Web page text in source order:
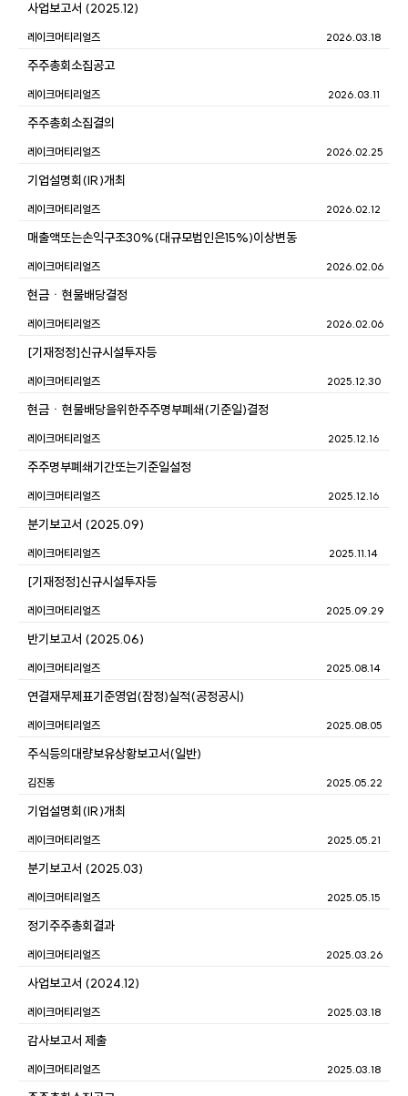
사업보고서 (2025.12)
2026.03.18
레이크머티리얼즈
주주총회소집공고
2026.03.11
레이크머티리얼즈
주주총회소집결의
2026.02.25
레이크머티리얼즈
기업설명회(IR)개최
2026.02.12
레이크머티리얼즈
매출액또는손익구조30%(대규모법인은15%)이상변동
2026.02.06
레이크머티리얼즈
현금ㆍ현물배당결정
2026.02.06
레이크머티리얼즈
[기재정정]신규시설투자등
2025.12.30
레이크머티리얼즈
현금ㆍ현물배당을위한주주명부폐쇄(기준일)결정
2025.12.16
레이크머티리얼즈
주주명부폐쇄기간또는기준일설정
2025.12.16
레이크머티리얼즈
분기보고서 (2025.09)
2025.11.14
레이크머티리얼즈
[기재정정]신규시설투자등
2025.09.29
레이크머티리얼즈
반기보고서 (2025.06)
2025.08.14
레이크머티리얼즈
연결재무제표기준영업(잠정)실적(공정공시)
2025.08.05
레이크머티리얼즈
주식등의대량보유상황보고서(일반)
2025.05.22
김진동
기업설명회(IR)개최
2025.05.21
레이크머티리얼즈
분기보고서 (2025.03)
2025.05.15
레이크머티리얼즈
정기주주총회결과
2025.03.26
레이크머티리얼즈
사업보고서 (2024.12)
2025.03.18
레이크머티리얼즈
감사보고서 제출
2025.03.18
레이크머티리얼즈